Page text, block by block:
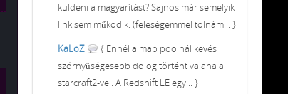
küldeni a magyarítást? Sajnos már semelyik
link sem működik. (feleségemmel tolnám... }
KaLoZ
{ Ennél a map poolnál kevés
szörnyűségesebb dolog történt valaha a
starcraft2-vel. A Redshift LE egy... }